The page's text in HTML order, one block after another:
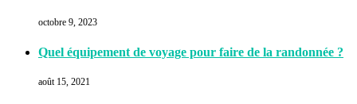
octobre 9, 2023
Quel équipement de voyage pour faire de la randonnée ?
août 15, 2021